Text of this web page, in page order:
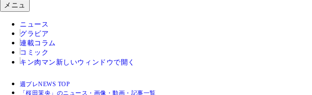
メニュ
ニュース
グラビア
連載コラム
コミック
キン肉マン 新しいウィンドウで開く
週プレNEWS TOP
「桜田茉央」のニュース・画像・動画・記事一覧